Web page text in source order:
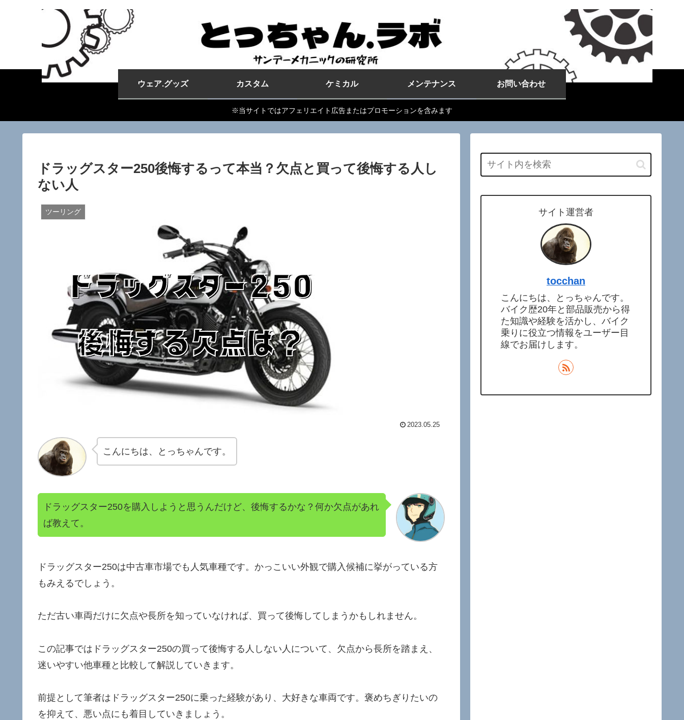
ウェア.グッズ カスタム ケミカル メンテナンス お問い合わせ
※当サイトではアフェリエイト広告またはプロモーションを含みます
ドラッグスター250後悔するって本当？欠点と買って後悔する人し
ない人
ツーリング
2023.05.25
こんにちは、とっちゃんです。
ドラッグスター250を購入しようと思うんだけど、後悔するかな？何か欠点があれ
ば教えて。
ドラッグスター250は中古車市場でも人気車種です。かっこいい外観で購入候補に挙がっている方
もみえるでしょう。
ただ古い車両だけに欠点や長所を知っていなければ、買って後悔してしまうかもしれません。
この記事ではドラッグスター250の買って後悔する人しない人について、欠点から長所を踏まえ、
迷いやすい他車種と比較して解説していきます。
前提として筆者はドラッグスター250に乗った経験があり、大好きな車両です。褒めちぎりたいの
を抑えて、悪い点にも着目していきましょう。
サイト運営者
tocchan
こんにちは、とっちゃんです。
バイク歴20年と部品販売から得
た知識や経験を活かし、バイク
乗りに役立つ情報をユーザー目
線でお届けします。